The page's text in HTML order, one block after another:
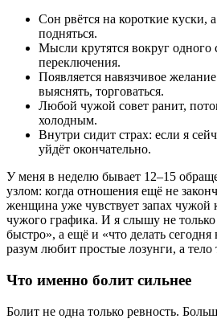
Сон рвётся на короткие куски,
подняться.
Мысли крутятся вокруг одного
переключения.
Появляется навязчивое
выяснять, торговаться.
Любой чужой совет ранит,
холодным.
Внутри сидит страх: если я
уйдёт окончательно.
У меня в неделю бывает 12–15
узлом: когда отношения ещё не
женщина уже чувствует запах чужой
чужого графика. И я слышу не
быстро», а ещё и «что делать
разум любит простые лозунги, а тело
Что именно болит сильнее
Болит не одна только ревность.